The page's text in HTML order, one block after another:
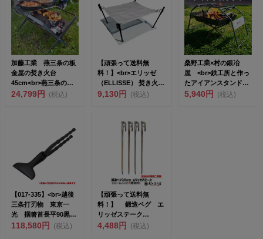
加藤工業 燕三条の板
金屋の焚き火台
45cm<br>燕三条の町
工場が作る...
24,799円 (税込)
【頑張って送料無
料！】<br>エリッゼ
（ELLISSE） 焚き火台
NE...
9,130円 (税込)
桑野工業×村の鍛冶
屋 <br>鉄工所と作っ
たアイアンスタンド＋
ブランキン...
5,940円 (税込)
【017-335】<br>越後
三条打刃物 東京一
光 掴箸首長平90黒
染 ...
118,580円 (税込)
【頑張って送料無
料！】 鍛造ペグ エ
リッゼステーク
38cm 4本セット
4,488円 (税込)